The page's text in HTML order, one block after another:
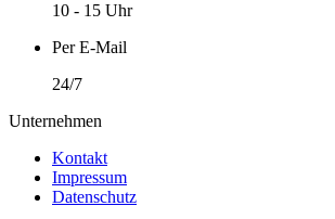
10 - 15 Uhr
Per E-Mail
24/7
Unternehmen
Kontakt
Impressum
Datenschutz